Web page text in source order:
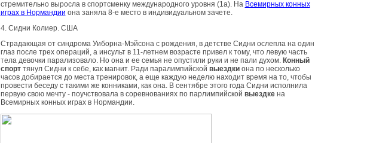
стремительно выросла в спортсменку международного уровня (1а). На Всемирных конных
играх в Нормандии она заняла 8-е место в индивидуальном зачете.
4. Сидни Колиер. США
Страдающая от синдрома Уиборна-Мэйсона с рождения, в детстве Сидни ослепла на один
глаз после трех операций, а инсульт в 11-летнем возрасте привел к тому, что левую часть
тела девочки парализовало. Но она и ее семья не опустили руки и не пали духом. Конный
спорттянул Сидни к себе, как магнит. Ради паралимпийской выездки она по несколько
часов добирается до места тренировок, а еще каждую неделю находит время на то, чтобы
провести беседу с такими же конниками, как она. В сентябре этого года Сидни исполнила
первую свою мечту - поучствовала в соревнованиях по парлимпийской выездке на
Всемирных конных играх в Нормандии.